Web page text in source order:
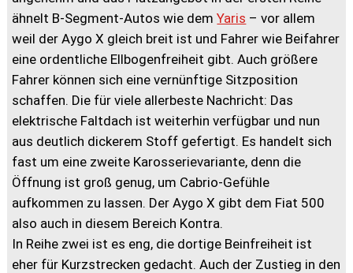
ähnelt B-Segment-Autos wie demYaris – vor allem
weil der Aygo X gleich breit ist und Fahrer wie Beifahrer
eine ordentliche Ellbogenfreiheit gibt. Auch größere
Fahrer können sich eine vernünftige Sitzposition
schaffen. Die für viele allerbeste Nachricht: Das
elektrische Faltdach ist weiterhin verfügbar und nun
aus deutlich dickerem Stoff gefertigt. Es handelt sich
fast um eine zweite Karosserievariante, denn die
Öffnung ist groß genug, um Cabrio-Gefühle
aufkommen zu lassen. Der Aygo X gibt dem Fiat 500
also auch in diesem Bereich Kontra.
In Reihe zwei ist es eng, die dortige Beinfreiheit ist
eher für Kurzstrecken gedacht. Auch der Zustieg in den